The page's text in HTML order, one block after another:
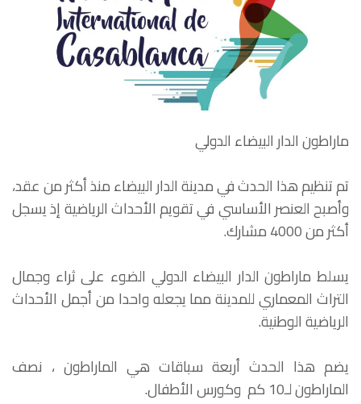
ماراطون الدار البيضاء الدولي
تم تنظيم هذا الحدث في مدينة الدار البيضاء منذ أكثر من عقد،
وأصبح العنصر الأساسي في تقويم الأحداث الرياضية إذ يسجل
أكثر من 4000 مشارك.
يسلط ماراطون الدار البيضاء الدولي الضوء على ثراء وجمال
التراث المعماري للمدينة مما يجعله واحدا من أجمل الأحداث
الرياضية الوطنية.
يضم هذا الحدث أربعة سباقات هي الماراطون ، نصف
الماراطون لـ10 كم وكورس الأطفال.